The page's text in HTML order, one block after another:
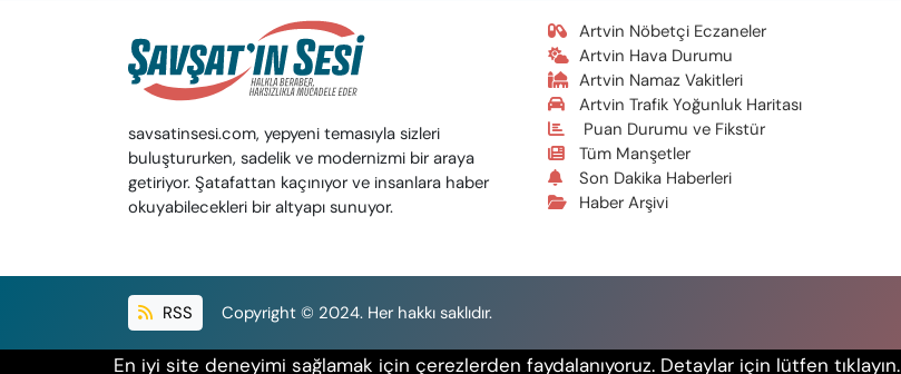
savsatinsesi.com, yepyeni temasıyla sizleri
buluştururken, sadelik ve modernizmi bir araya
getiriyor. Şatafattan kaçınıyor ve insanlara haber
okuyabilecekleri bir altyapı sunuyor.
Artvin Nöbetçi Eczaneler
Artvin Hava Durumu
Artvin Namaz Vakitleri
Artvin Trafik Yoğunluk Haritası
Puan Durumu ve Fikstür
Tüm Manşetler
Son Dakika Haberleri
Haber Arşivi
RSS Copyright © 2024. Her hakkı saklıdır.
En iyi site deneyimi sağlamak için çerezlerden faydalanıyoruz. Detaylar için lütfen tıklayın.